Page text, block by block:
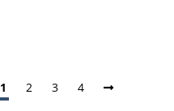
1 2 3 4